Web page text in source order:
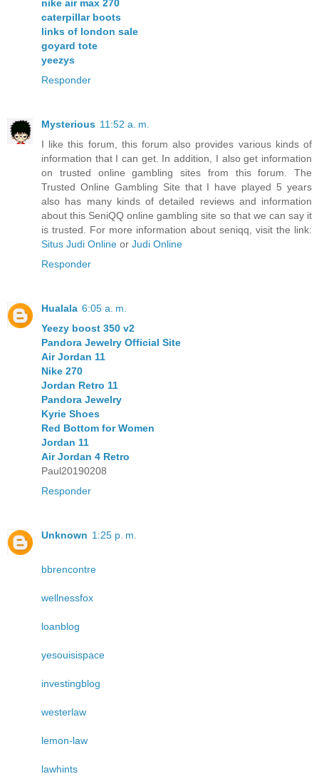
nike air max 270
caterpillar boots
links of london sale
goyard tote
yeezys
Responder
Mysterious 11:52 a. m.
I like this forum, this forum also provides various kinds of
information that I can get. In addition, I also get information
on trusted online gambling sites from this forum. The
Trusted Online Gambling Site that I have played 5 years
also has many kinds of detailed reviews and information
about this SeniQQ online gambling site so that we can say it
is trusted. For more information about seniqq, visit the link:
Situs Judi Online or Judi Online
Responder
Hualala 6:05 a. m.
Yeezy boost 350 v2
Pandora Jewelry Official Site
Air Jordan 11
Nike 270
Jordan Retro 11
Pandora Jewelry
Kyrie Shoes
Red Bottom for Women
Jordan 11
Air Jordan 4 Retro
Paul20190208
Responder
Unknown 1:25 p. m.
bbrencontre
wellnessfox
loanblog
yesouisispace
investingblog
westerlaw
lemon-law
lawhints